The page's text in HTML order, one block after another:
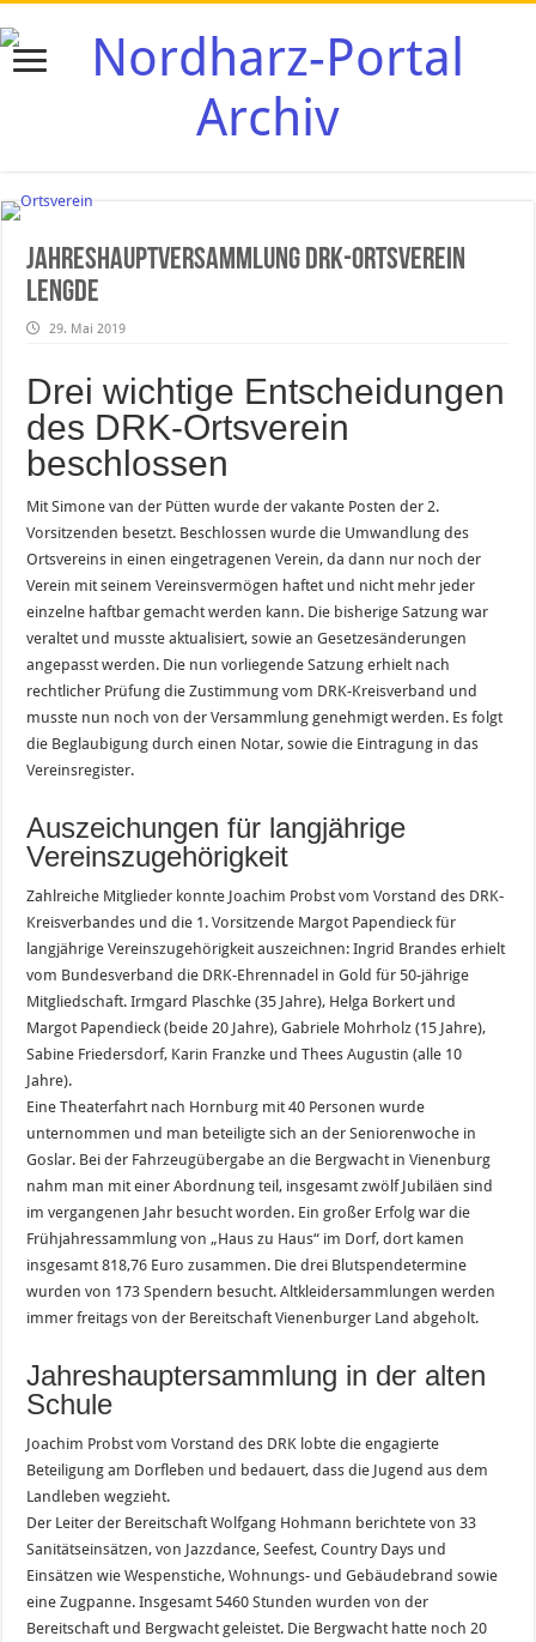
Jahreshauptversammlung DRK-Ortsverein
Lengde
29. Mai 2019
Drei wichtige Entscheidungen
des DRK-Ortsverein
beschlossen
Mit Simone van der Pütten wurde der vakante Posten der 2.
Vorsitzenden besetzt. Beschlossen wurde die Umwandlung des
Ortsvereins in einen eingetragenen Verein, da dann nur noch der
Verein mit seinem Vereinsvermögen haftet und nicht mehr jeder
einzelne haftbar gemacht werden kann. Die bisherige Satzung war
veraltet und musste aktualisiert, sowie an Gesetzesänderungen
angepasst werden. Die nun vorliegende Satzung erhielt nach
rechtlicher Prüfung die Zustimmung vom DRK-Kreisverband und
musste nun noch von der Versammlung genehmigt werden. Es folgt
die Beglaubigung durch einen Notar, sowie die Eintragung in das
Vereinsregister.
Auszeichungen für langjährige
Vereinszugehörigkeit
Zahlreiche Mitglieder konnte Joachim Probst vom Vorstand des DRK-
Kreisverbandes und die 1. Vorsitzende Margot Papendieck für
langjährige Vereinszugehörigkeit auszeichnen: Ingrid Brandes erhielt
vom Bundesverband die DRK-Ehrennadel in Gold für 50-jährige
Mitgliedschaft. Irmgard Plaschke (35 Jahre), Helga Borkert und
Margot Papendieck (beide 20 Jahre), Gabriele Mohrholz (15 Jahre),
Sabine Friedersdorf, Karin Franzke und Thees Augustin (alle 10
Jahre).
Eine Theaterfahrt nach Hornburg mit 40 Personen wurde
unternommen und man beteiligte sich an der Seniorenwoche in
Goslar. Bei der Fahrzeugübergabe an die Bergwacht in Vienenburg
nahm man mit einer Abordnung teil, insgesamt zwölf Jubiläen sind
im vergangenen Jahr besucht worden. Ein großer Erfolg war die
Frühjahressammlung von „Haus zu Haus“ im Dorf, dort kamen
insgesamt 818,76 Euro zusammen. Die drei Blutspendetermine
wurden von 173 Spendern besucht. Altkleidersammlungen werden
immer freitags von der Bereitschaft Vienenburger Land abgeholt.
Jahreshauptersammlung in der alten
Schule
Joachim Probst vom Vorstand des DRK lobte die engagierte
Beteiligung am Dorfleben und bedauert, dass die Jugend aus dem
Landleben wegzieht.
Der Leiter der Bereitschaft Wolfgang Hohmann berichtete von 33
Sanitätseinsätzen, von Jazzdance, Seefest, Country Days und
Einsätzen wie Wespenstiche, Wohnungs- und Gebäudebrand sowie
eine Zugpanne. Insgesamt 5460 Stunden wurden von der
Bereitschaft und Bergwacht geleistet. Die Bergwacht hatte noch 20